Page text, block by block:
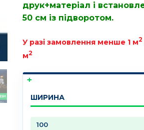
друк+матеріал і
50 см із підворотом.
У разі замовлення менше 1 м2
м2
ШИРИНА